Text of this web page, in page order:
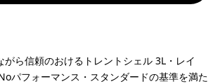
がら信頼のおけるトレントシェル 3L・レイ
パフォーマンス・スタンダードの基準を満た